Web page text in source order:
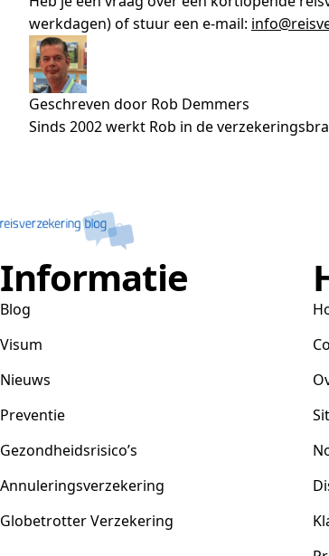
werkdagen) of stuur een e-mail:
Geschreven door Rob Demmers
Sinds 2002 werkt Rob in de
Informatie
Blog
Visum
Nieuws
Preventie
Gezondheidsrisico’s
Annuleringsverzekering
Globetrotter Verzekering